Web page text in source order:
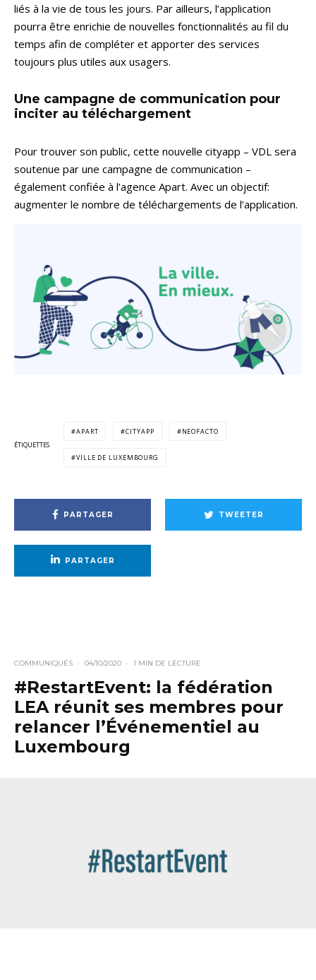
liés à la vie de tous les jours. Par ailleurs, l’application
pourra être enrichie de nouvelles fonctionnalités au fil du
temps afin de compléter et apporter des services
toujours plus utiles aux usagers.
Une campagne de communication pour
inciter au téléchargement
Pour trouver son public, cette nouvelle cityapp – VDL sera
soutenue par une campagne de communication –
également confiée à l’agence Apart. Avec un objectif:
augmenter le nombre de téléchargements de l’application.
ÉTIQUETTES
APART CITYAPP NEOFACTO
VILLE DE LUXEMBOURG
PARTAGER TWEETER
PARTAGER
COMMUNIQUÉS · 04/10/2020 · 1 MIN DE LECTURE
#RestartEvent: la fédération
LEA réunit ses membres pour
relancer l’Événementiel au
Luxembourg